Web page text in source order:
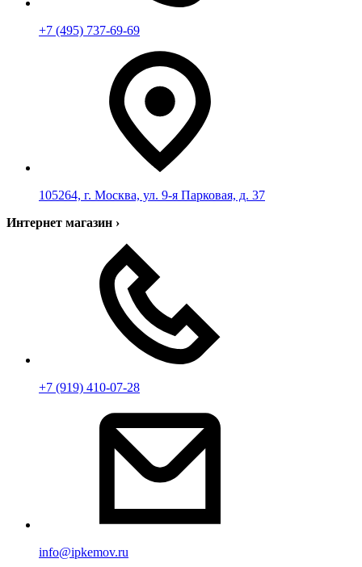
+7 (495) 737-69-69
105264, г. Москва, ул. 9-я Парковая, д. 37
Интернет магазин ›
+7 (919) 410-07-28
info@ipkemov.ru